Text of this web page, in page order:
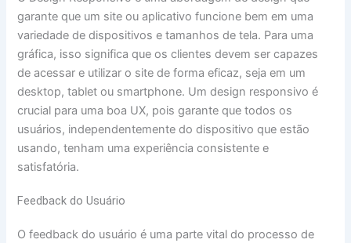
garante que um site ou aplicativo funcione bem em uma
variedade de dispositivos e tamanhos de tela. Para uma
gráfica, isso significa que os clientes devem ser capazes
de acessar e utilizar o site de forma eficaz, seja em um
desktop, tablet ou smartphone. Um design responsivo é
crucial para uma boa UX, pois garante que todos os
usuários, independentemente do dispositivo que estão
usando, tenham uma experiência consistente e
satisfatória.
Feedback do Usuário
O feedback do usuário é uma parte vital do processo de